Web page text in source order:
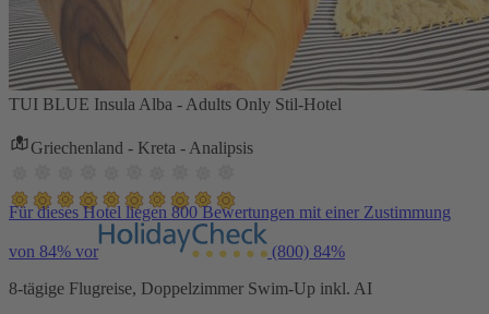
TUI BLUE Insula Alba - Adults Only Stil-Hotel
Griechenland - Kreta - Analipsis
Für dieses Hotel liegen 800 Bewertungen mit einer Zustimmung
von 84% vor (800) 84%
8-tägige Flugreise, Doppelzimmer Swim-Up inkl. AI